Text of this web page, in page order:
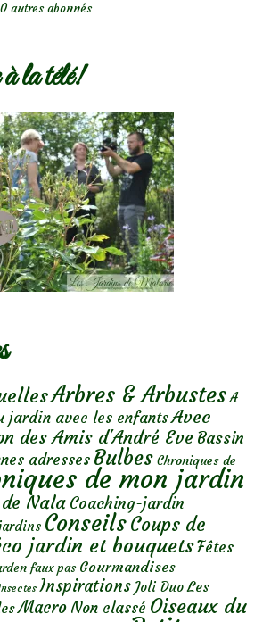
autres abonnés
la télé!
Arbres & Arbustes A
jardin avec les enfantsAvec
des Amis d'André Eve Bassin
adresses Bulbes Chroniques de
de mon jardin
Nala Coaching-jardin
ConseilsCoups de
jardin et bouquetsFêtes
faux pas Gourmandises
Inspirations Joli Duo Les
Macro Non classé Oiseaux du